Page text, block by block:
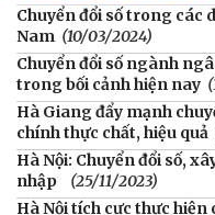
Chuyển đổi số trong các
Nam (10/03/2024)
Chuyển đổi số ngành
trong bối cảnh hiện nay
Hà Giang đẩy mạnh
chính thực chất, hiệu quả
Hà Nội: Chuyển đổi số,
nhập
(25/11/2023)
Hà Nội tích cực thực